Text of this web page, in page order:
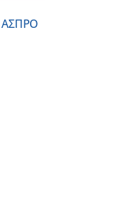
ΑΣΠΡΟ